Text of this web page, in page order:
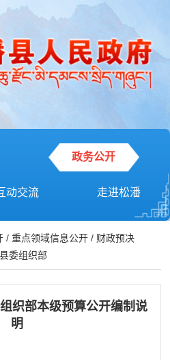
政务公开
动交流 走进松潘
/重点领域信息公开 / 财政预决
县委组织部
织部本级预算公开编制说
明